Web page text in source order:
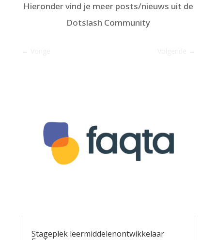
Hieronder vind je meer posts/nieuws uit de
Dotslash Community
Stageplek leermiddelenontwikkelaar